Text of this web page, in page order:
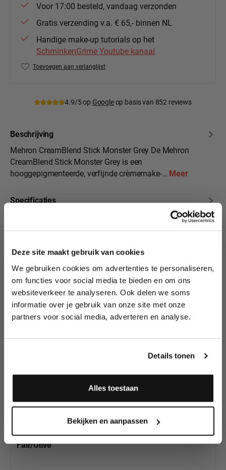
Deze site maakt gebruik van cookies
We gebruiken cookies om advertenties te personaliseren,
om functies voor social media te bieden en om ons
websiteverkeer te analyseren. Ook delen we soms
informatie over je gebruik van onze site met onze
partners voor social media, adverteren en analyse.
Details tonen
Alles toestaan
Bekijken en aanpassen
Voor 17:00 besteld, vandaag verzonden
Gratis verzending v.a. € 65,- binnen NL
Handige make-up tutorials op het
SchminkenGrime Youtube kanaal
Toevoegen aan verlanglijst
4.9/5 op Googleop basis van 852 reviews
Beschrijving
Mehron CreamBlend Stick Monster Grey De Mehron
CreamBlend Stick Monster Grey is een
hooggepigmenteerde, verfijnde crèmemake-… Meer
Specificaties
Productgalerij overslaan
Ontdek meer
Creamblend Stick's
Mehron Mini-Pro Student CreamBlend Makeup Kit,
Fair/Olive
10% korting?
Lees als eerste over nieuwe producten,
tutorials, aanbiedingen, evenementen,
wedstrijden en meer.
Meld je aan en ontvang direct
Ja, ik meld me aan